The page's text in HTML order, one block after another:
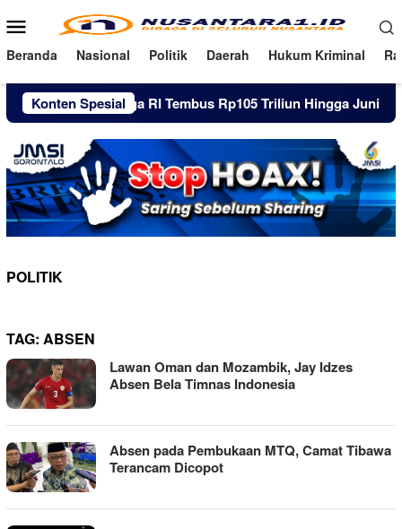
ke
konten
Menu
Mobile
Beranda Nasional Politik Daerah Hukum Kriminal
Konten Spesial
Pinjol Warga RI Tembus Rp105 Triliun Hingga Juni 2026
POLITIK
TAG: ABSEN
Lawan Oman dan Mozambik, Jay Idzes
Absen Bela Timnas Indonesia
Absen pada Pembukaan MTQ, Camat Tibawa
Terancam Dicopot